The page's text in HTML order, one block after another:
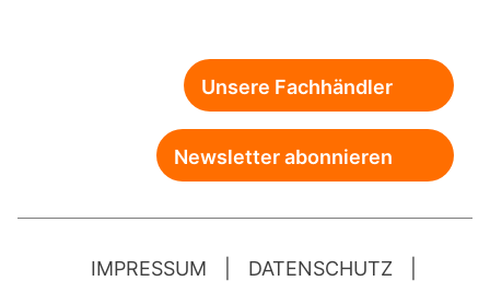
Unsere Fachhändler
Newsletter abonnieren
IMPRESSUM DATENSCHUTZ